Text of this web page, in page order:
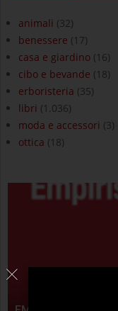
animali (32)
benessere (17)
casa e giardino (16)
cibo e bevande (18)
erboristeria (35)
libri (1.036)
moda e accessori (3)
ottica (18)